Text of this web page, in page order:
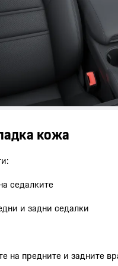
кожа
седалките
и задни седалки
на предните и задните